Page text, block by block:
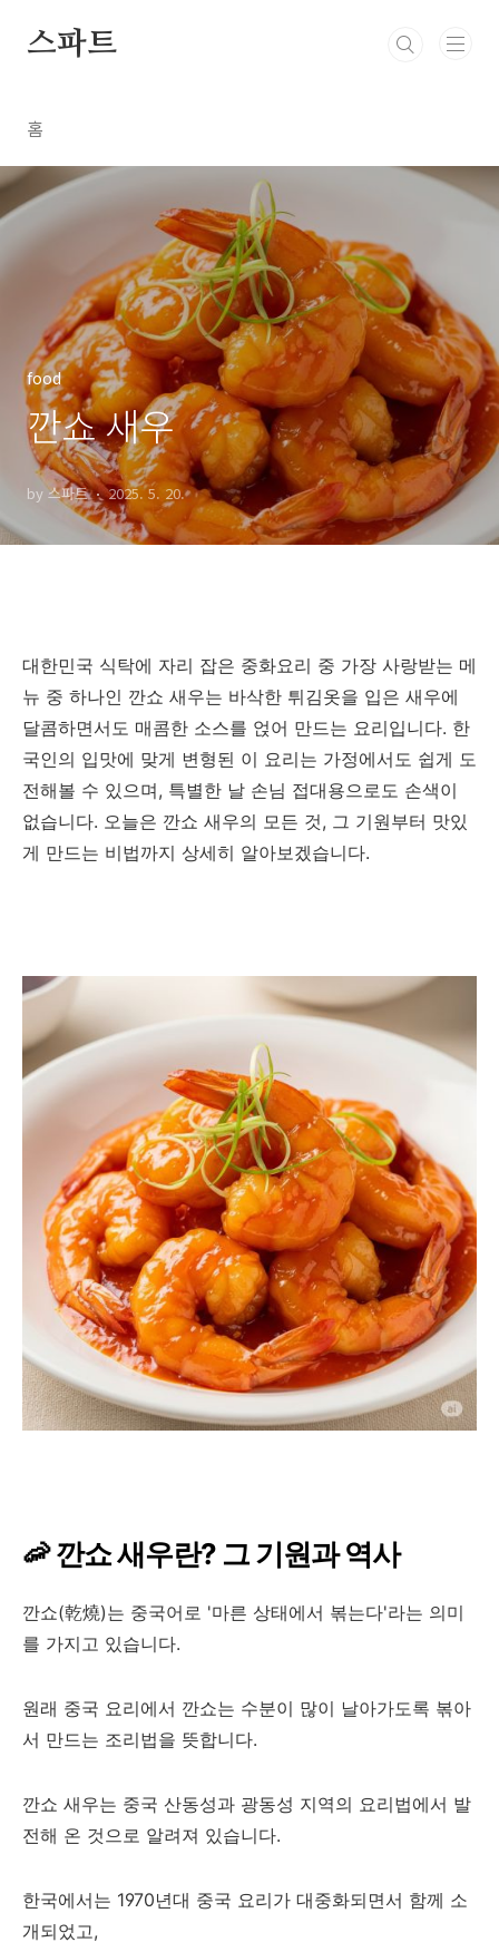
스파트
홈
food
깐쇼 새우
by 스파트 2025. 5. 20.
대한민국 식탁에 자리 잡은 중화요리 중 가장 사랑받는 메
뉴 중 하나인 깐쇼 새우는 바삭한 튀김옷을 입은 새우에
달콤하면서도 매콤한 소스를 얹어 만드는 요리입니다. 한
국인의 입맛에 맞게 변형된 이 요리는 가정에서도 쉽게 도
전해볼 수 있으며, 특별한 날 손님 접대용으로도 손색이
없습니다. 오늘은 깐쇼 새우의 모든 것, 그 기원부터 맛있
게 만드는 비법까지 상세히 알아보겠습니다.
🦐 깐쇼 새우란? 그 기원과 역사
깐쇼(乾燒)는 중국어로 '마른 상태에서 볶는다'라는 의미
를 가지고 있습니다.
원래 중국 요리에서 깐쇼는 수분이 많이 날아가도록 볶아
서 만드는 조리법을 뜻합니다.
깐쇼 새우는 중국 산동성과 광동성 지역의 요리법에서 발
전해 온 것으로 알려져 있습니다.
한국에서는 1970년대 중국 요리가 대중화되면서 함께 소
개되었고,